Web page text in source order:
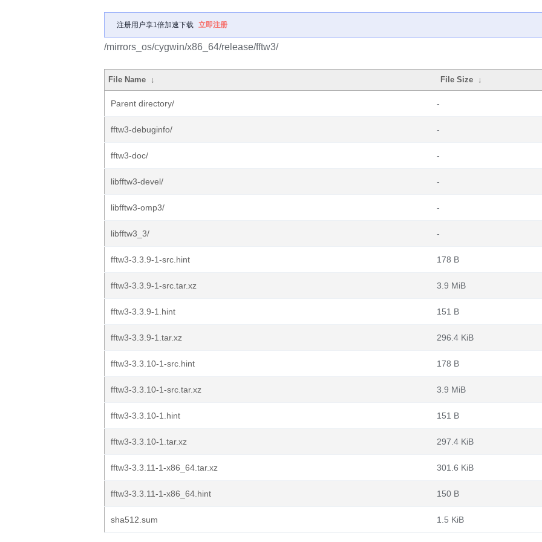
注册用户享1倍加速下载 立即注册
/mirrors_os/cygwin/x86_64/release/fftw3/
File Name ↓ File Size ↓
Parent directory/ -
fftw3-debuginfo/ -
fftw3-doc/ -
libfftw3-devel/ -
libfftw3-omp3/ -
libfftw3_3/ -
fftw3-3.3.9-1-src.hint 178 B
fftw3-3.3.9-1-src.tar.xz 3.9 MiB
fftw3-3.3.9-1.hint 151 B
fftw3-3.3.9-1.tar.xz 296.4 KiB
fftw3-3.3.10-1-src.hint 178 B
fftw3-3.3.10-1-src.tar.xz 3.9 MiB
fftw3-3.3.10-1.hint 151 B
fftw3-3.3.10-1.tar.xz 297.4 KiB
fftw3-3.3.11-1-x86_64.tar.xz 301.6 KiB
fftw3-3.3.11-1-x86_64.hint 150 B
sha512.sum 1.5 KiB